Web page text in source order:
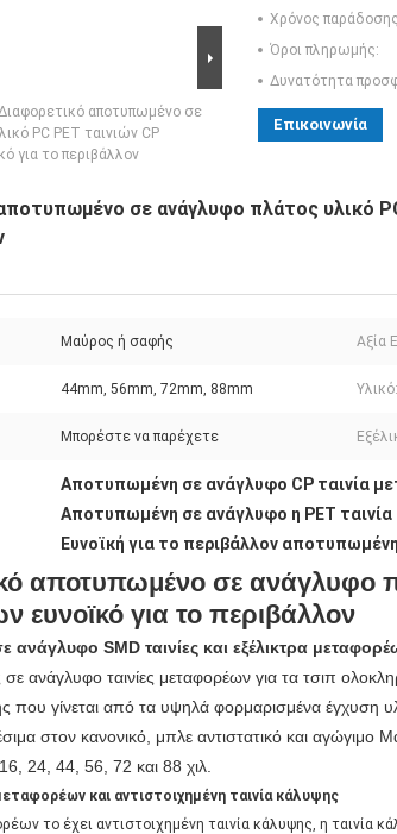
Διαφορετικό αποτυπωμένο σε
PC PET ταινιών CP
για το περιβάλλον
Χρόνος
Όροι πληρωμής:
Δυνατότητα
Επικοινωνία
σε ανάγλυφο πλάτος υλικό
Μαύρος ή σαφής Αξία
44mm, 56mm, 72mm, 88mm Υλικό:
Μπορέστε να παρέχετε
Αποτυπωμένη σε ανάγλυφο CP ταινία
Αποτυπωμένη σε ανάγλυφο η PET
Ευνοϊκή για το περιβάλλον
αποτυπωμένο σε ανάγλυφο
ευνοϊκό για το περιβάλλον
SMD ταινίες και εξέλικτρα
ανάγλυφο ταινίες μεταφορέων για τα τσιπ
που γίνεται από τα υψηλά φορμαρισμένα έγχυση
στον κανονικό, μπλε αντιστατικό και αγώγιμο
24, 44, 56, 72 και 88 χιλ.
και αντιστοιχημένη ταινία κάλυψης
το έχει αντιστοιχημένη ταινία κάλυψης, η ταινία